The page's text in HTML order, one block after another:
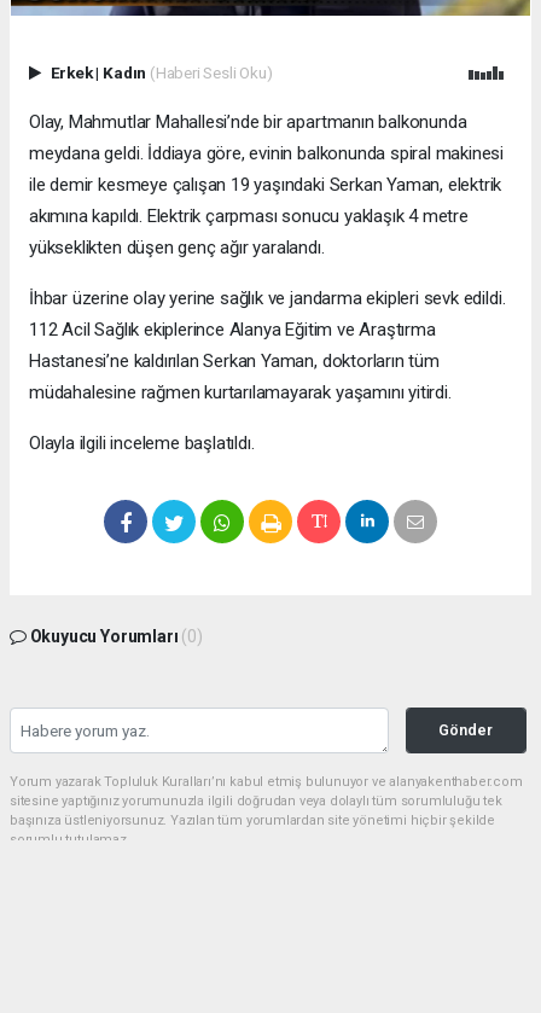
Erkek| Kadın (Haberi Sesli Oku)
Olay, Mahmutlar Mahallesi’nde bir apartmanın balkonunda
meydana geldi. İddiaya göre, evinin balkonunda spiral makinesi
ile demir kesmeye çalışan 19 yaşındaki Serkan Yaman, elektrik
akımına kapıldı. Elektrik çarpması sonucu yaklaşık 4 metre
yükseklikten düşen genç ağır yaralandı.
İhbar üzerine olay yerine sağlık ve jandarma ekipleri sevk edildi.
112 Acil Sağlık ekiplerince Alanya Eğitim ve Araştırma
Hastanesi’ne kaldırılan Serkan Yaman, doktorların tüm
müdahalesine rağmen kurtarılamayarak yaşamını yitirdi.
Olayla ilgili inceleme başlatıldı.
Okuyucu Yorumları (0)
Gönder
Yorum yazarak Topluluk Kuralları’nı kabul etmiş bulunuyor ve alanyakenthaber.com
sitesine yaptığınız yorumunuzla ilgili doğrudan veya dolaylı tüm sorumluluğu tek
başınıza üstleniyorsunuz. Yazılan tüm yorumlardan site yönetimi hiçbir şekilde
sorumlu tutulamaz.